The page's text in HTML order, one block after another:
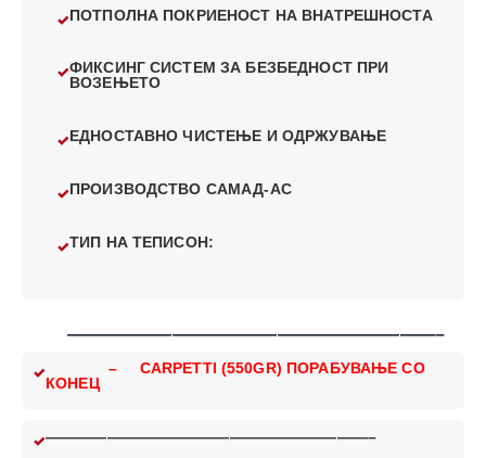
ПОТПОЛНА ПОКРИЕНОСТ НА ВНАТРЕШНОСТА
ФИКСИНГ СИСТЕМ ЗА БЕЗБЕДНОСТ ПРИ
ВОЗЕЊЕТО
ЕДНОСТАВНО ЧИСТЕЊЕ И ОДРЖУВАЊЕ
ПРОИЗВОДСТВО САМАД-АС
ТИП НА ТЕПИСОН:
—————————————————————–
– CARPETTI (550GR) ПОРАБУВАЊЕ СО
КОНЕЦ
—————————————————————–